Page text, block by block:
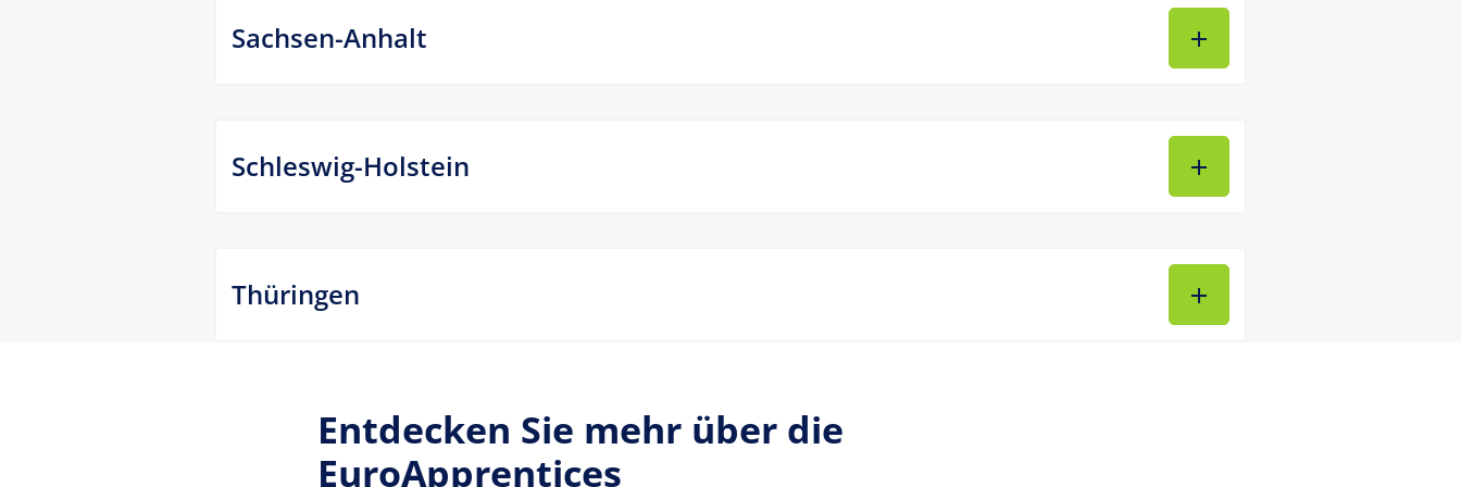
Sachsen-Anhalt
Schleswig-Holstein
Thüringen
Entdecken Sie mehr über die
EuroApprentices